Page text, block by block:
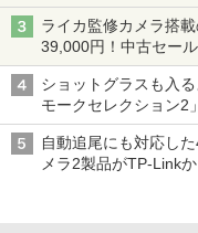
ライカ監修カメラ搭
39,000円！中古セール
ショットグラスも入
モークセレクション2
自動追尾にも対応し
メラ2製品がTP-Linkか